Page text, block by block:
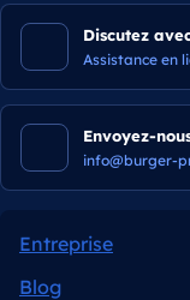
Discutez
Assistance en
Envoyez-
info@burger-
Entreprise
Blog